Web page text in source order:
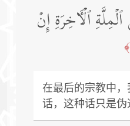
ٱلۡـَٔاخِرَةِ إِنۡ
在最后的宗教中
话，这种话只是伪